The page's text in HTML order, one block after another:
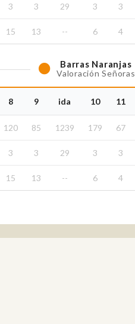
3 3 29 3 3
15 13 -- 6 4
Barras Naranjas
Valoración Señoras
8 9 ida 10 11
120 85 1239 179 67
3 3 29 3 3
15 13 -- 6 4
Comités / Comisiones